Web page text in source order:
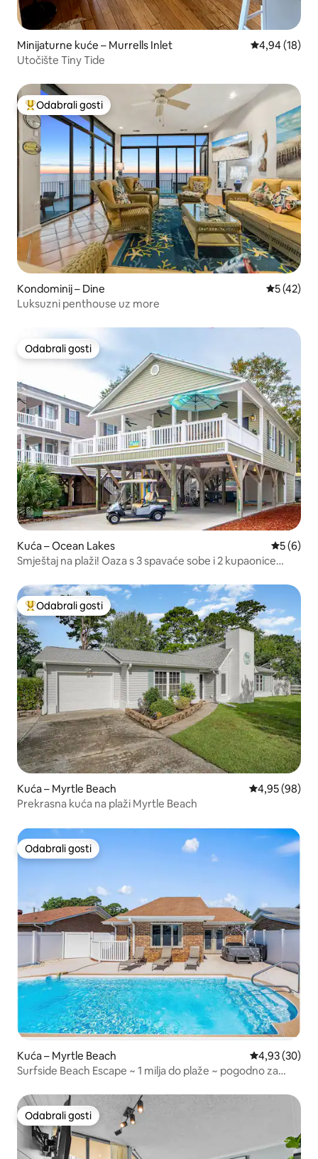
Minijaturne kuće – Murrells Inlet Prosječna
4,94 (18)
Utočište Tiny Tide
Među najviše rangiranima s oznakom „Odabrali gosti”
Odabrali gosti
Kondominij – Dine Prosječna
5 (42)
Luksuzni penthouse uz more
Odabrali gosti
Odabrali gosti
Kuća – Ocean Lakes
5 (6)
Smještaj na plaži! Oaza s 3 spavaće sobe i 2 kupaonice
Među najviše rangiranima s oznakom „Odabrali gosti”
Odabrali gosti
Kuća – Myrtle Beach Prosječna
4,95 (98)
Prekrasna kuća na plaži Myrtle Beach
Odabrali gosti
Odabrali gosti
Kuća – Myrtle Beach Prosječna
4,93 (30)
Surfside Beach Escape ~ 1 milja do plaže ~ pogodno za
Odabrali gosti
Odabrali gosti